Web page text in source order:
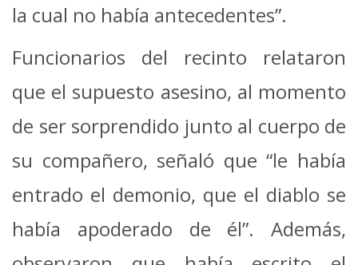
la cual no había antecedentes”.
Funcionarios del recinto relataron
que el supuesto asesino, al momento
de ser sorprendido junto al cuerpo de
su compañero, señaló que “le había
entrado el demonio, que el diablo se
había apoderado de él”. Además,